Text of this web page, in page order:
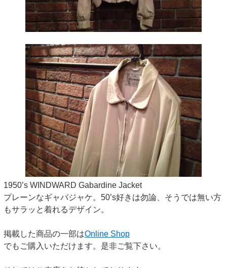
1950’s WINDWARD Gabardine Jacket
プレーンなギャバジャケ。50’s好きは勿論、そうでは無い方
もサラッと着れるデザイン。
掲載した商品の一部はOnline Shop
でもご購入いただけます。是非ご覧下さい。